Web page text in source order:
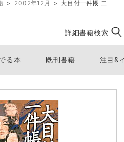
＞ 2002年12月
＞ 大目付一件帳 二
詳細書籍検索
る本 既刊書籍 注目&